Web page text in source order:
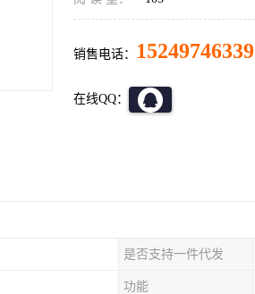
销售电话： 15249746339
在线QQ：
是否支持一件代发
功能